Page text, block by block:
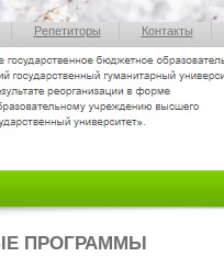
Репетиторы Контакты
ПРОГРАММЫ